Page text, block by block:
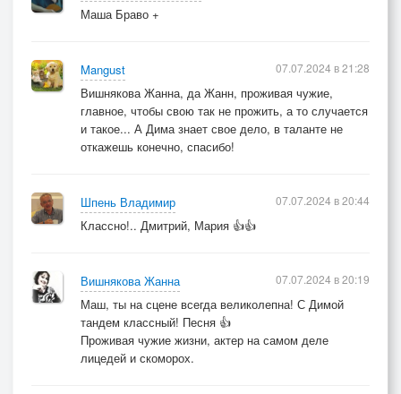
Маша Браво +
Mangust
Вишнякова Жанна, да Жанн, проживая чужие,
главное, чтобы свою так не прожить, а то случается
и такое... А Дима знает свое дело, в таланте не
откажешь конечно, спасибо!
07.07.2024 в 21:28
Шпень Владимир
Классно!.. Дмитрий, Мария 👍👍
07.07.2024 в 20:44
Вишнякова Жанна
Маш, ты на сцене всегда великолепна! С Димой
тандем классный! Песня 👍
Проживая чужие жизни, актер на самом деле
лицедей и скоморох.
07.07.2024 в 20:19